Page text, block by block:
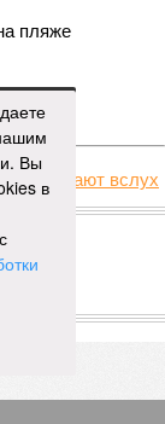
пляже
Вы
в